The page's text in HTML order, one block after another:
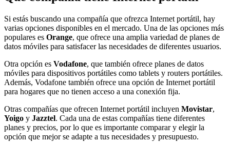
Si estás buscando una compañía que ofrezca Internet portátil, hay
varias opciones disponibles en el mercado. Una de las opciones más
populares es Orange, que ofrece una amplia variedad de planes de
datos móviles para satisfacer las necesidades de diferentes usuarios.
Otra opción es Vodafone, que también ofrece planes de datos
móviles para dispositivos portátiles como tablets y routers portátiles.
Además, Vodafone también ofrece una opción de Internet portátil
para hogares que no tienen acceso a una conexión fija.
Otras compañías que ofrecen Internet portátil incluyen Movistar,
Yoigo y Jazztel. Cada una de estas compañías tiene diferentes
planes y precios, por lo que es importante comparar y elegir la
opción que mejor se adapte a tus necesidades y presupuesto.